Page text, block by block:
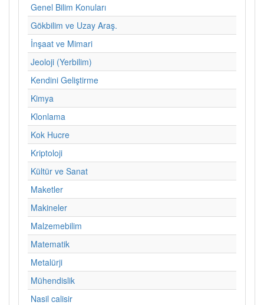
Genel Bilim Konuları
Gökbilim ve Uzay Araş.
İnşaat ve Mimari
Jeoloji (Yerbilim)
Kendini Geliştirme
Kimya
Klonlama
Kok Hucre
Kriptoloji
Kültür ve Sanat
Maketler
Makineler
Malzemebilim
Matematik
Metalürji
Mühendislik
Nasil calisir